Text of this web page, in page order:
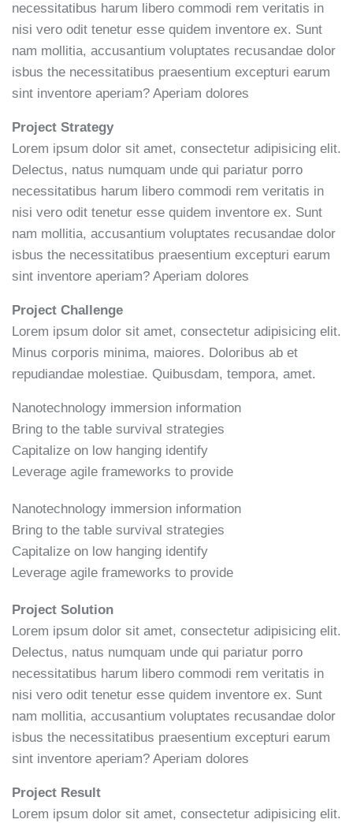
necessitatibus harum libero commodi rem veritatis in
nisi vero odit tenetur esse quidem inventore ex. Sunt
nam mollitia, accusantium voluptates recusandae dolor
isbus the necessitatibus praesentium excepturi earum
sint inventore aperiam? Aperiam dolores
Project Strategy
Lorem ipsum dolor sit amet, consectetur adipisicing elit.
Delectus, natus numquam unde qui pariatur porro
necessitatibus harum libero commodi rem veritatis in
nisi vero odit tenetur esse quidem inventore ex. Sunt
nam mollitia, accusantium voluptates recusandae dolor
isbus the necessitatibus praesentium excepturi earum
sint inventore aperiam? Aperiam dolores
Project Challenge
Lorem ipsum dolor sit amet, consectetur adipisicing elit.
Minus corporis minima, maiores. Doloribus ab et
repudiandae molestiae. Quibusdam, tempora, amet.
Nanotechnology immersion information
Bring to the table survival strategies
Capitalize on low hanging identify
Leverage agile frameworks to provide
Nanotechnology immersion information
Bring to the table survival strategies
Capitalize on low hanging identify
Leverage agile frameworks to provide
Project Solution
Lorem ipsum dolor sit amet, consectetur adipisicing elit.
Delectus, natus numquam unde qui pariatur porro
necessitatibus harum libero commodi rem veritatis in
nisi vero odit tenetur esse quidem inventore ex. Sunt
nam mollitia, accusantium voluptates recusandae dolor
isbus the necessitatibus praesentium excepturi earum
sint inventore aperiam? Aperiam dolores
Project Result
Lorem ipsum dolor sit amet, consectetur adipisicing elit.